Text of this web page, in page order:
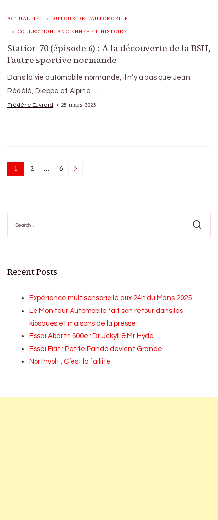
ACTUALITÉ AUTOUR DE L'AUTOMOBILE
COLLECTION, ANCIENNES ET HISTOIRE
Station 70 (épisode 6) : A la découverte de la BSH,
l’autre sportive normande
Dans la vie automobile normande, il n’y a pas que Jean
Rédélé, Dieppe et Alpine, …
Frédéric Euvrard 25 mars 2023
Posts
Page
1 Page
2 … Page
6
for:
Recent Posts
Expérience multisensorielle aux 24h du Mans 2025
Le Moniteur Automobile fait son retour dans les
kiosques et maisons de la presse
Essai Abarth 600e : Dr Jekyll & Mr Hyde
Essai Fiat : Petite Panda devient Grande
Northvolt : C’est la faillite